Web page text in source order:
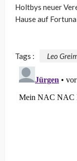
Holtbys neuer
Hause auf
Tags : Leo